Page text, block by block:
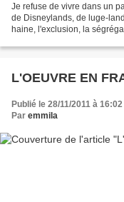
Je refuse de vivre dans un
de Disneylands, de luge-
haine, l'exclusion, la
L'OEUVRE EN
Publié le 28/11/2011 à 16:02
Par emmila